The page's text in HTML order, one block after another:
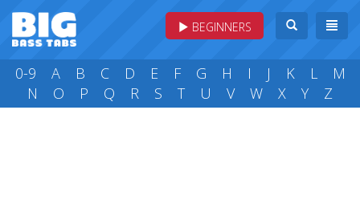
BEGINNERS
0-9 A B C D E F G H I J K L
M
N
O P Q R S T U V W X Y Z